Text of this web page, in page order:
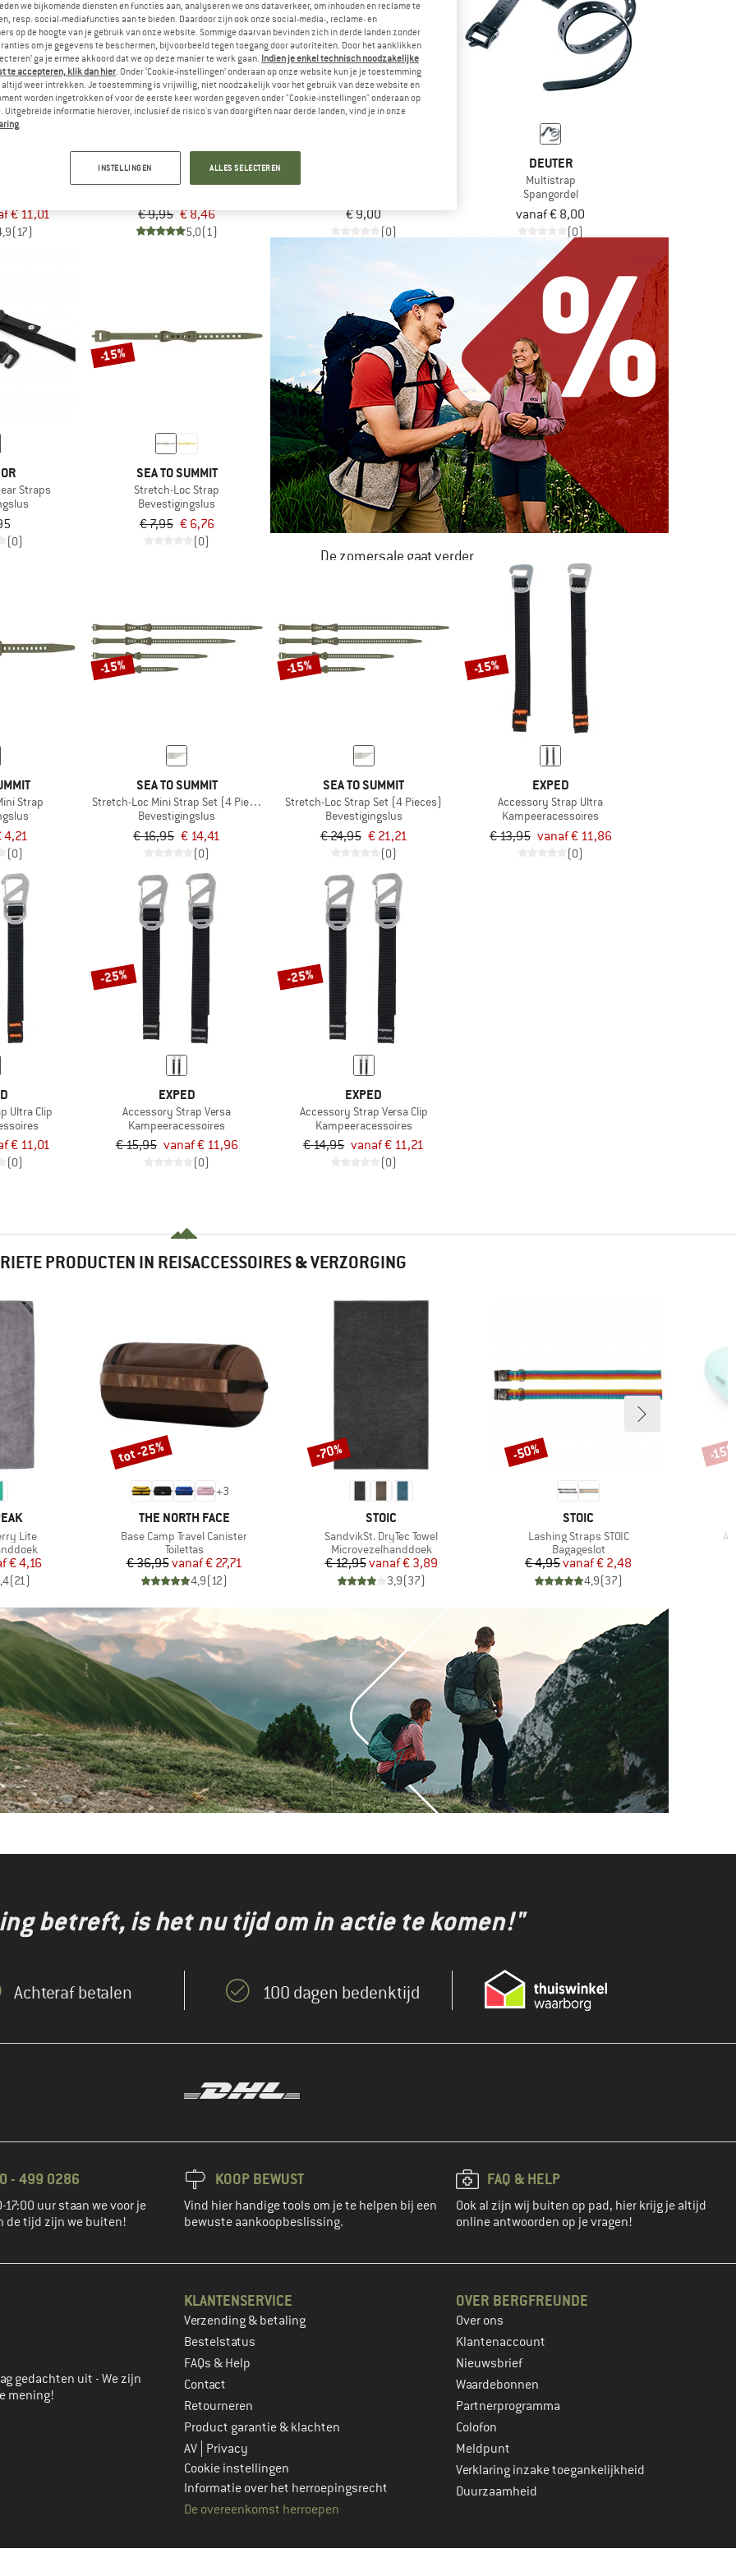
With Hook
€ 11,01
(17)
-15%
Riemen ST
€ 9,95 € 8,46
5,0(1)
€ 9,00
(0)
DEUTER
Multistrap
Spangordel
vanaf € 8,00
(0)
Straps
(0)
-15%
SEA TO SUMMIT
Stretch-Loc Strap
Bevestigingslus
€ 7,95 € 6,76
(0)
De zomersale gaat verder
NAAR DE SALE
Strap
4,21
(0)
-15%
SEA TO SUMMIT
Stretch-Loc Mini Strap Set (4 Pieces)
Bevestigingslus
€ 16,95 € 14,41
(0)
-15%
SEA TO SUMMIT
Stretch-Loc Strap Set (4 Pieces)
Bevestigingslus
€ 24,95 € 21,21
(0)
-15%
EXPED
Accessory Strap Ultra
Kampeeracessoires
€ 13,95 vanaf € 11,86
(0)
Ultra Clip
€ 11,01
(0)
-25%
EXPED
Accessory Strap Versa
Kampeeracessoires
€ 15,95 vanaf € 11,96
(0)
-25%
EXPED
Accessory Strap Versa Clip
Kampeeracessoires
€ 14,95 vanaf € 11,21
(0)
PRODUCTEN IN REISACCESSOIRES & VERZORGING
Lite
prijs
€ 4,16
(21)
+3
MERK
THE NORTH FACE
Artikel
Base Camp Travel Canister
Productgroep
Toilettas
Prijs
€ 36,95 Verlaagde prijs
vanaf€ 27,71
4,9( 12)
Korting
tot -25%
MERK
STOIC
Artikel
SandvikSt. DryTec Towel
Productgroep
Microvezelhanddoek
Prijs
€ 12,95 Verlaagde prijs
vanaf€ 3,89
3,9(37)
Korting
-70%
MERK
STOIC
Artikel
Lashing Straps STOIC
Productgroep
Bagageslot
Prijs
€ 4,95 Verlaagde prijs
vanaf€ 2,48
4,9(37)
Korting
-50% -
betreft, is het nu tijd om in actie te komen!"
Achteraf betalen 100 dagen bedenktijd
- 499 0286
17:00 uur staan we voor je
de tijd zijn we buiten!
KOOP BEWUST
Vind hier handige tools om je te helpen bij een
bewuste aankoopbeslissing.
FAQ & HELP
Ook al zijn wij buiten op pad, hier krijg je altijd
online antwoorden op je vragen!
aan
gedachten uit - We zijn
mening!
KLANTENSERVICE
Verzending & betaling
Bestelstatus
FAQs & Help
Contact
Retourneren
Product garantie & klachten
AV Privacy
Cookie instellingen
Informatie over het herroepingsrecht
De overeenkomst herroepen
OVER BERGFREUNDE
Over ons
Klantenaccount
Nieuwsbrief
Waardebonnen
Partnerprogramma
Colofon
Meldpunt
Verklaring inzake toegankelijkheid
Duurzaamheid
we bijkomende diensten en functies aan, analyseren we ons dataverkeer, om inhouden en reclame te
resp. social-mediafuncties aan te bieden. Daardoor zijn ook onze social-media-, reclame- en
op de hoogte van je gebruik van onze website. Sommige daarvan bevinden zich in derde landen zonder
om je gegevens te beschermen, bijvoorbeeld tegen toegang door autoriteiten. Door het aanklikken
ga je ermee akkoord dat we op deze manier te werk gaan. Indien je enkel technisch noodzakelijke
te accepteren, klik dan hier . Onder ‘Cookie-instellingen’ onderaan op onze website kun je je toestemming
altijd weer intrekken. Je toestemming is vrijwillig, niet noodzakelijk voor het gebruik van deze website en
worden ingetrokken of voor de eerste keer worden gegeven onder "Cookie-instellingen" onderaan op
Uitgebreide informatie hierover, inclusief de risico's van doorgiften naar derde landen, vind je in onze
INSTELLINGEN ALLES SELECTEREN